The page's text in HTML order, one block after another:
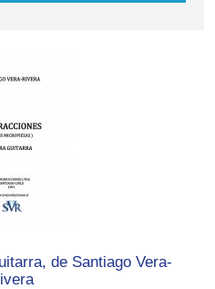
de Santiago Vera-